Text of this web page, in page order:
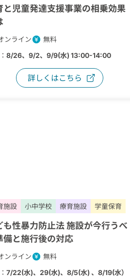
と児童発達支援事業の相乗効果
ンライン
無料
8/26、9/2、9/9(水) 13:00-14:00
詳しくはこちら
施設 小中学校 療育施設 学童保育
も性暴力防止法 施設が今行うべ
備と施行後の対応
ンライン
無料
7/22(水)、29(水)、8/5(水) 、8/19(水）